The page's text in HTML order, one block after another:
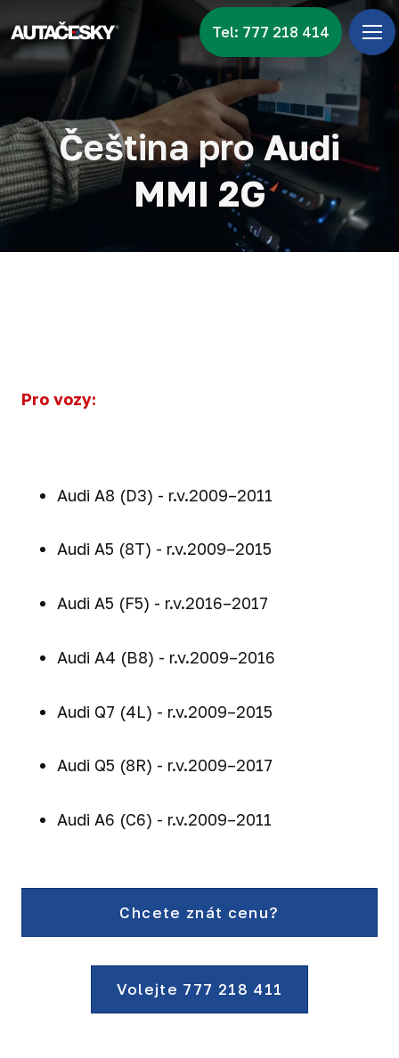
Menu
Tel: 777 218 414
Čeština proAudi
MMI 2G
Pro vozy:
Audi A8 (D3) - r.v.2009–2011
Audi A5 (8T) - r.v.2009–2015
Audi A5 (F5) - r.v.2016–2017
Audi A4 (B8) - r.v.2009–2016
Audi Q7 (4L) - r.v.2009–2015
Audi Q5 (8R) - r.v.2009–2017
Audi A6 (C6) - r.v.2009–2011
Chcete znát cenu?
Volejte 777 218 411